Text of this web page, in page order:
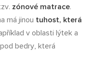
zónové matrace.
má jinou tuhost, která
v oblasti lýtek a
bedry, která